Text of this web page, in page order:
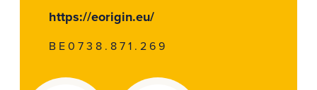
https://eorigin.eu/
BE0738.871.269